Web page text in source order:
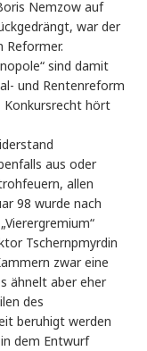
Nemzow auf
war der
Reformer.
sind damit
und Rentenreform
Konkursrecht hört
aus oder
allen
98 wurde nach
Tschernpmyrdin
zwar eine
ähnelt aber eher
des
beruhigt werden
dem Entwurf